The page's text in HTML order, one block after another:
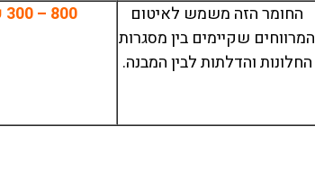
החומר הזה משמש לאיטום
המרווחים שקיימים בין מסגרות
החלונות והדלתות לבין המבנה.
800 – 300 ₪